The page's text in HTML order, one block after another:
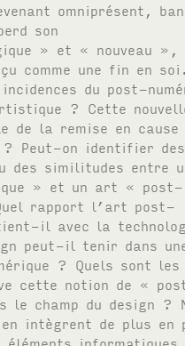
omniprésent,
son
» et « nouveau »,
comme une fin en soi.
du post-
? Cette
de la remise en cause
? Peut-on identifier des
des similitudes entre
» et un art « post-
rapport l’art post-
il avec la
peut-il tenir dans
? Quels sont les
cette notion de «
le champ du design ?
intègrent de plus en
éléments informatiques